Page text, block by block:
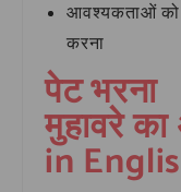
आवश्यकताओं को
करना
पेट भरना
मुहावरे का
in